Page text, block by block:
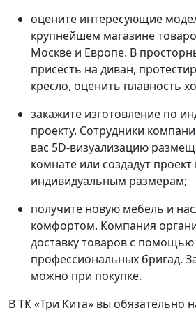
оцените интересующие
крупнейшем магазине
Москве и Европе. В
присесть на диван,
кресло, оценить плавность
закажите изготовление по
проекту. Сотрудники
вас 5D-визуализацию
комнате или создадут проект
индивидуальным размерам;
получите новую мебель и
комфортом. Компания
доставку товаров с помощью
профессиональных бригад.
можно при покупке.
В ТК «Три Кита» вы обязательно